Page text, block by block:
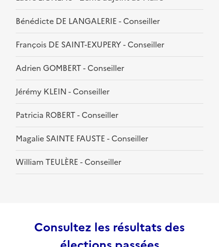
Bénédicte DE LANGALERIE - Conseiller
François DE SAINT-EXUPERY - Conseiller
Adrien GOMBERT - Conseiller
Jérémy KLEIN - Conseiller
Patricia ROBERT - Conseiller
Magalie SAINTE FAUSTE - Conseiller
William TEULÈRE - Conseiller
Consultez les résultats des